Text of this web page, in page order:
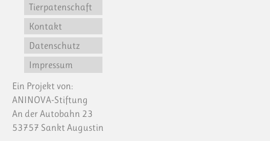
Tierpatenschaft
Kontakt
Datenschutz
Impressum
Ein Projekt von:
ANINOVA-Stiftung
An der Autobahn 23
53757 Sankt Augustin